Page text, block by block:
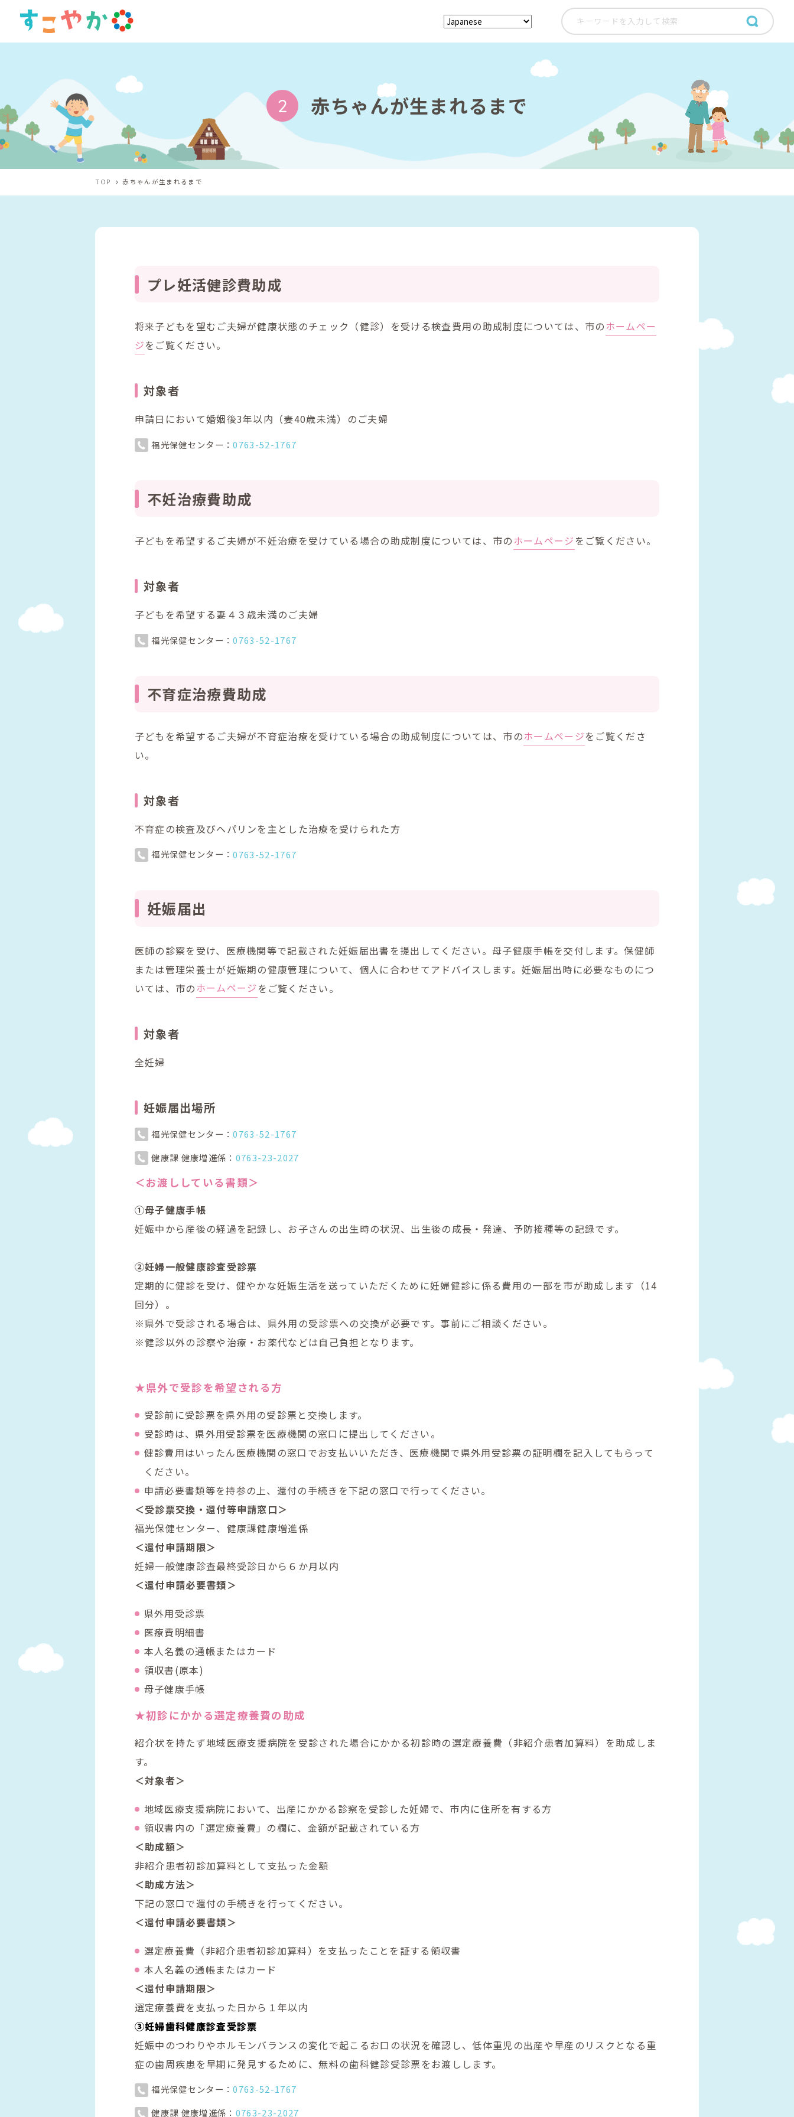
2 赤ちゃんが生まれるまで
TOP 赤ちゃんが生まれるまで
プレ妊活健診費助成
将来子どもを望むご夫婦が健康状態のチェック（健診）を受ける検査費用の助成制度については、市の ホームペー
ジをご覧ください。
対象者
申請日において婚姻後3年以内（妻40歳未満）のご夫婦
福光保健センター：0763-52-1767
不妊治療費助成
子どもを希望するご夫婦が不妊治療を受けている場合の助成制度については、市の ホームページ をご覧ください。
対象者
子どもを希望する妻４３歳未満のご夫婦
福光保健センター：0763-52-1767
不育症治療費助成
子どもを希望するご夫婦が不育症治療を受けている場合の助成制度については、市のホームページをご覧くださ
い。
対象者
不育症の検査及びヘパリンを主とした治療を受けられた方
福光保健センター：0763-52-1767
妊娠届出
医師の診察を受け、医療機関等で記載された妊娠届出書を提出してください。母子健康手帳を交付します。保健師
または管理栄養士が妊娠期の健康管理について、個人に合わせてアドバイスします。妊娠届出時に必要なものにつ
いては、市の ホームページ をご覧ください。
対象者
全妊婦
妊娠届出場所
福光保健センター：0763-52-1767
健康課 健康増進係： 0763-23-2027
＜お渡ししている書類＞
①母子健康手帳
妊娠中から産後の経過を記録し、お子さんの出生時の状況、出生後の成長・発達、予防接種等の記録です。
②妊婦一般健康診査受診票
定期的に健診を受け、健やかな妊娠生活を送っていただくために妊婦健診に係る費用の一部を市が助成します （14
回分） 。
※県外で受診される場合は、県外用の受診票への交換が必要です。事前にご相談ください。
※健診以外の診察や治療・お薬代などは自己負担となります。
★県外で受診を希望される方
受診前に受診票を県外用の受診票と交換します。
受診時は、県外用受診票を医療機関の窓口に提出 して ください。
健診費用はいったん医療機関の窓口でお支払いいただき、医療機関で県外用受診票の証明欄を記入してもらって
ください。
申請必要書類等を持参の上、還付の手続きを下記の窓口で行ってください。
＜受診票交換・還付等申請窓口＞
福光保健センター、健康課健康増進係
＜還付申請期限＞
妊婦一般健康診査最終受診日から６か月以内
＜還付申請必要書類＞
県外用受診票
医療費明細書
本人名義の通帳またはカード
領収書(原本)
母子健康手帳
★初診にかかる選定療養費の助成
紹介状を持たず地域医療支援病院を受診された場合にかかる初診時の選定療養費（非紹介患者加算料）を助成しま
す。
＜対象者＞
地域医療支援病院において、出産にかかる診察を受診した妊婦で、市内に住所を有する方
領収書内の「選定療養費」の欄に、金額が記載されている方
＜助成額＞
非紹介患者初診加算料として支払った金額
＜助成方法＞
下記の窓口で還付の手続きを行ってください。
＜還付申請必要書類＞
選定療養費（非紹介患者初診加算料）を支払ったことを証する領収書
本人名義の通帳またはカード
＜還付申請期限＞
選定療養費を支払った日から１年以内
③妊婦歯科健康診査受診票
妊娠中のつわりやホルモンバランスの変化で起こるお口の状況を確認し、低体重児の出産や早産のリスクとなる重
症の歯周疾患を早期に発見するために、無料の歯科健診受診票をお渡しします。
福光保健センター：0763-52-1767
健康課 健康増進係： 0763-23-2027